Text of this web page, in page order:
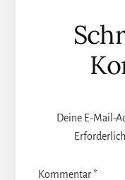
Leser-
Deine E-Mail-
Kommentar*